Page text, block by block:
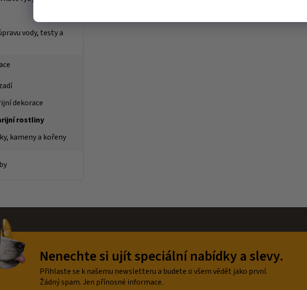
vody, testy a
dekorace
rostliny
kameny a kořeny
Nenechte si ujít speciální nabídky a slevy.
Přihlaste se k našemu newsletteru a budete o všem vědět jako první.
Žádný spam. Jen přínosné informace.